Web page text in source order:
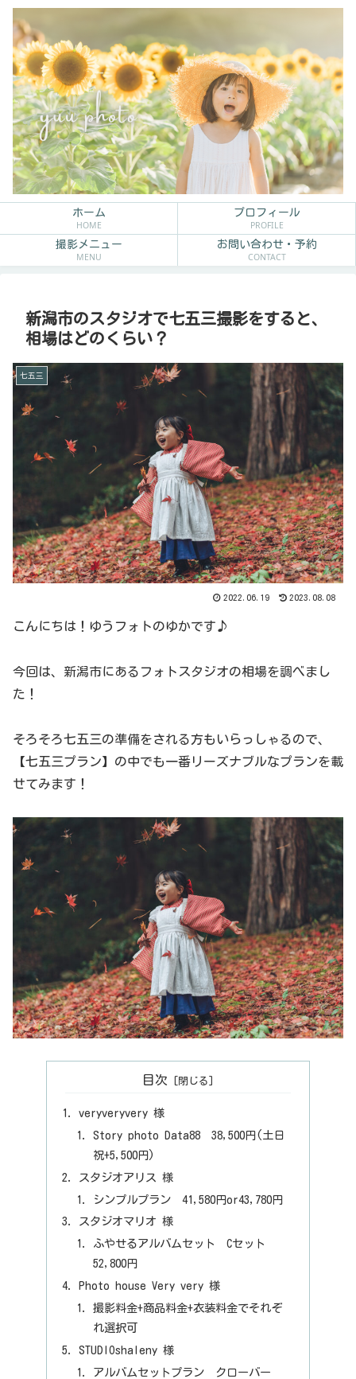
ホーム
HOME
プロフィール
PROFILE
撮影メニュー
MENU
お問い合わせ・予約
CONTACT
新潟市のスタジオで七五三撮影をすると、
相場はどのくらい？
七五三
2022.06.19 2023.08.08
こんにちは！ゆうフォトのゆかです♪
今回は、新潟市にあるフォトスタジオの相場を調べまし
た！
そろそろ七五三の準備をされる方もいらっしゃるので、
【七五三プラン】の中でも一番リーズナブルなプランを載
せてみます！
目次
veryveryvery 様
Story photo Data88 38,500円(土日
祝+5,500円)
スタジオアリス 様
シンプルプラン 41,580円or43,780円
スタジオマリオ 様
ふやせるアルバムセット Cセット
52,800円
Photo house Very very 様
撮影料金+商品料金+衣装料金でそれぞ
れ選択可
STUDIOshaleny 様
アルバムセットプラン クローバー